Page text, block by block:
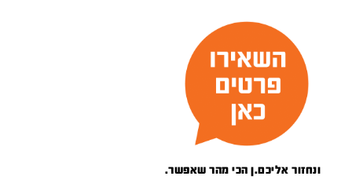
ונחזור אליכם.ן הכי מהר שאפשר.